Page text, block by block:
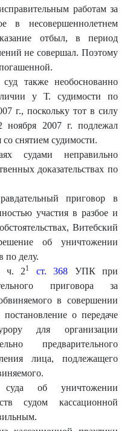
работам за
в несовершеннолетнем
отбыл, в период
не совершал. Поэтому
суд также необоснованно
у Т. судимости по
г., поскольку тот в силу
ноября 2007 г. подлежал
снятием судимости.
судами неправильно
доказательствах по
приговор в
участия в разбое и
Витебский
об уничтожении
по делу.
ч. 21 ст. 368 УПК при
приговора за
в совершении
о передаче
для организации
предварительного
лица, подлежащего
об уничтожении
судом кассационной